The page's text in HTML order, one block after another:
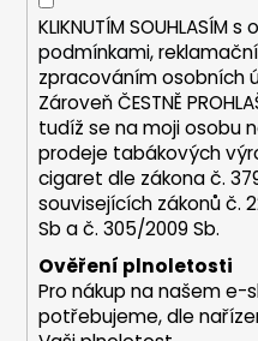
b
u
e
e
n
a
KLIKNUTÍM SOUHLASÍM s
podmínkami,
zpracováním osobních
Zároveň ČESTNĚ
tudíž se na moji osobu
prodeje tabákových
cigaret dle zákona č.
souvisejících zákonů č.
Sb a č. 305/2009 Sb.
Ověření plnoletosti
Pro nákup na našem e-
potřebujeme, dle